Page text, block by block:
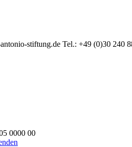
stiftung.de Tel.: +49 (0)30 240
0000 00